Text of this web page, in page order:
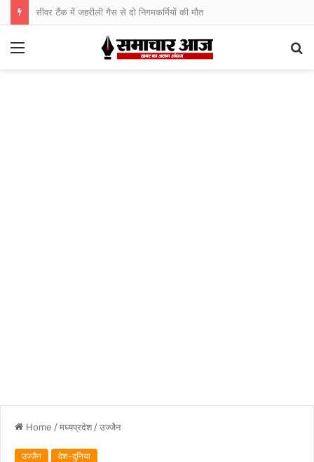
सीवर टैंक में जहरीली गैस से दो निगमकर्मियों की मौत
Menu
Home /मध्यप्रदेश /उज्जैन
उज्जैन देश-दुनिया